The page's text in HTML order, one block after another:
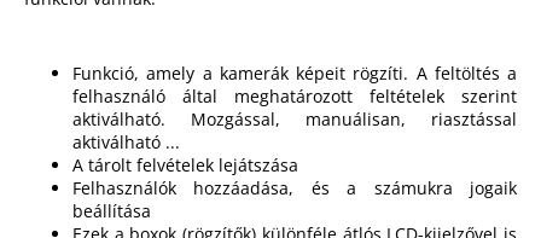
Funkció, amely a kamerák képeit rögzíti. A feltöltés a
felhasználó által meghatározott feltételek szerint
aktiválható. Mozgással, manuálisan, riasztással
aktiválható ...
A tárolt felvételek lejátszása
Felhasználók hozzáadása, és a számukra jogaik
beállítása